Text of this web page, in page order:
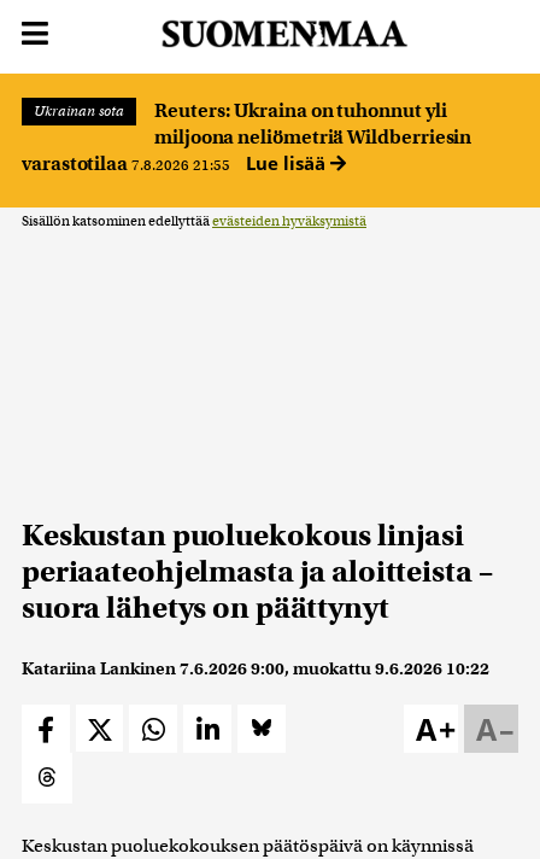
Ukrainan sota
Reuters: Ukraina on tuhonnut yli
miljoona neliömetriä Wildberriesin
varastotilaa 7.8.2026 21:55 Lue lisää
Sisällön katsominen edellyttääevästeiden hyväksymistä
Keskustan puoluekokous linjasi
periaateohjelmasta ja aloitteista –
suora lähetys on päättynyt
Katariina Lankinen7.6.2026 9:00, muokattu9.6.2026 10:22
A–
A+
Keskustan puoluekokouksen päätöspäivä on käynnissä